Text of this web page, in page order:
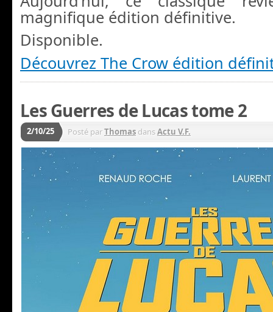
magnifique édition définitive.
Disponible.
Découvrez The Crow édition
Les Guerres de Lucas tome 2
2/10/25 Posté parThomas dansActu V.F.